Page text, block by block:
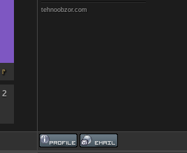
2
tehnoobzor.com